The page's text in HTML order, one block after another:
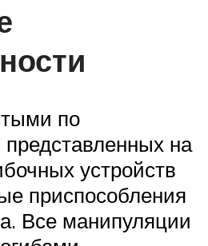
по
представленных на
устройств
приспособления
Все манипуляции